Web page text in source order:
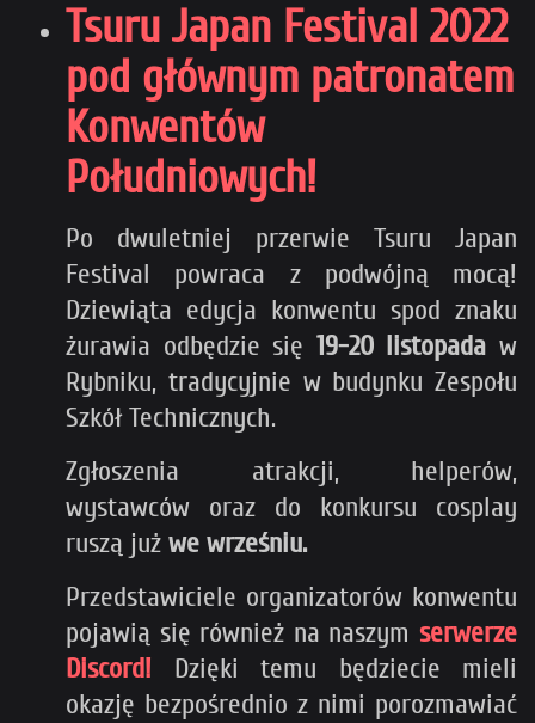
Tsuru Japan Festival 2022
pod głównym patronatem
Konwentów
Południowych!
Po dwuletniej przerwie Tsuru Japan
Festival powraca z podwójną mocą!
Dziewiąta edycja konwentu spod znaku
żurawia odbędzie się 19-20 listopada w
Rybniku, tradycyjnie w budynku Zespołu
Szkół Technicznych.
Zgłoszenia atrakcji, helperów,
wystawców oraz do konkursu cosplay
ruszą już we wrześniu.
Przedstawiciele organizatorów konwentu
pojawią się również na naszym serwerze
Discord! Dzięki temu będziecie mieli
okazję bezpośrednio z nimi porozmawiać